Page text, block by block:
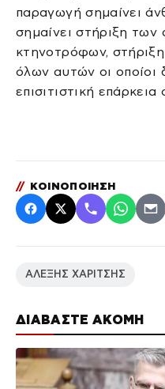
ΔΙΑΒΑΣΤΕ ΑΚΟΜΗ
παραγωγή σημαίνει
σημαίνει στήριξη
κτηνοτρόφων,
όλων αυτών οι οποίοι
επισιτιστική
// ΚΟΙΝΟΠΟΙΗΣΗ
ΑΛΕΞΗΣ ΧΑΡΙΤΣΗΣ